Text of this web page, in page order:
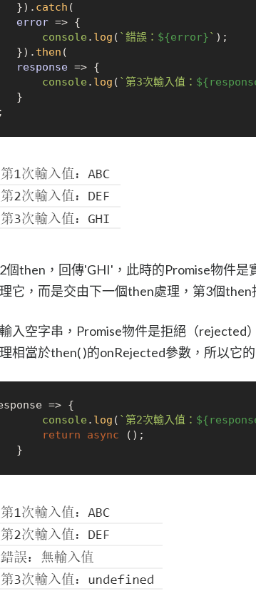
    }).
catch (
error => {
console . log ( `錯誤： ${error}` );
    }).
then (
response => {
console . log ( `第3次輸入值：
個then，回傳'GHI'，此時的Promise物件
它，而是交由下一個then處理，第3個then
入空字串，Promise物件是拒絕（rejected
相當於then( )的onRejected參數，所以它
=> {
console . log ( `第2次輸入值：
return
async ();